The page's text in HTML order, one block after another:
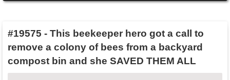
#19575 - This beekeeper hero got a call to
remove a colony of bees from a backyard
compost bin and she SAVED THEM ALL